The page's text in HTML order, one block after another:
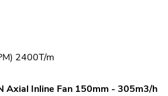
2400T/m
Axial Inline Fan 150mm - 305m3/h